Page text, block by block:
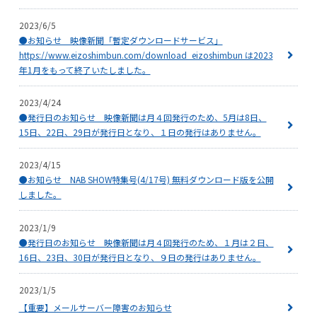
2023/6/5
●お知らせ 映像新聞「暫定ダウンロードサービス」
https://www.eizoshimbun.com/download_eizoshimbun は2023
年1月をもって終了いたしました。
2023/4/24
●発行日のお知らせ 映像新聞は月４回発行のため、5月は8日、
15日、22日、29日が発行日となり、１日の発行はありません。
2023/4/15
●お知らせ NAB SHOW特集号(4/17号) 無料ダウンロード版を公開
しました。
2023/1/9
●発行日のお知らせ 映像新聞は月４回発行のため、１月は２日、
16日、23日、30日が発行日となり、９日の発行はありません。
2023/1/5
【重要】メールサーバー障害のお知らせ